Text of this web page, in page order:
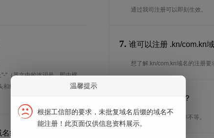
"（英文中的连词号，即中横
和结尾。注*中文域名实际是
续费？
通过我司注册可以即刻生效。
7. 谁可以注册 .kn/com.kn
想了解.kn/com.kn域名的注册要
注册期限是多长？
注册期限从1年到10年不等。
温馨提示
根据工信部的要求，未批复域名后缀的域名不
能注册！此页面仅供信息资料展示。